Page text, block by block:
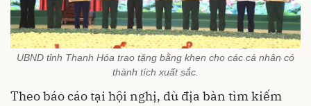
UBND tỉnh Thanh Hóa trao tặng bằng khen cho các cá nhân có
thành tích xuất sắc.
Theo báo cáo tại hội nghị, dù địa bàn tìm kiếm